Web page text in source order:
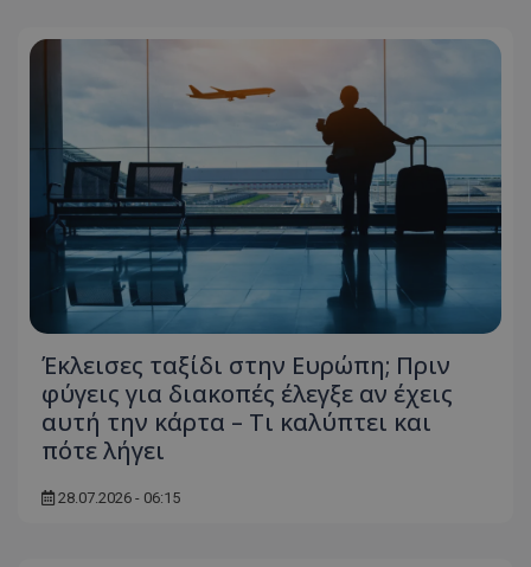
Έκλεισες ταξίδι στην Ευρώπη; Πριν
φύγεις για διακοπές έλεγξε αν έχεις
αυτή την κάρτα – Τι καλύπτει και
πότε λήγει
28.07.2026 - 06:15